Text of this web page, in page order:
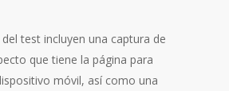
test incluyen una captura de
que tiene la página para
móvil, así como una